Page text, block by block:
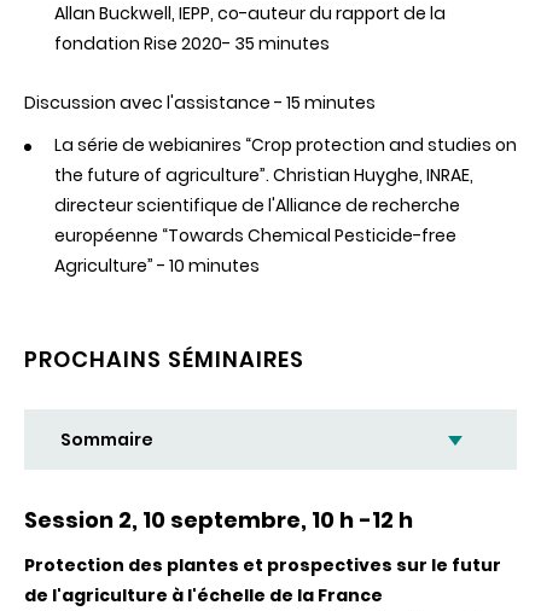
Allan Buckwell, IEPP, co-auteur du rapport de la
fondation Rise 2020- 35 minutes
Discussion avec l'assistance - 15 minutes
La série de webianires “Crop protection and studies on
the future of agriculture”. Christian Huyghe, INRAE,
directeur scientifique de l'Alliance de recherche
européenne “Towards Chemical Pesticide-free
Agriculture” - 10 minutes
PROCHAINS SÉMINAIRES
Sommaire
Session 2, 10 septembre, 10 h -12 h
Protection des plantes et prospectives sur le futur
de l'agriculture à l'échelle de la France